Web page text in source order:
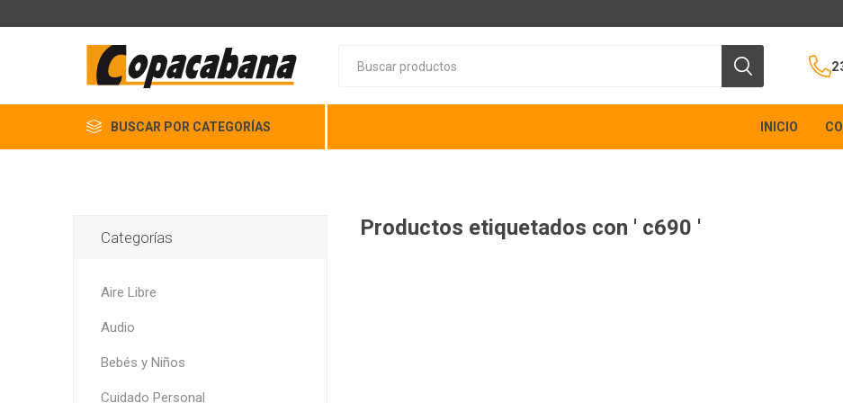
BUSCAR POR CATEGORÍAS INICIO
Productos etiquetados con ' c690 '
Categorías
Aire Libre
Audio
Bebés y Niños
Cuidado Personal